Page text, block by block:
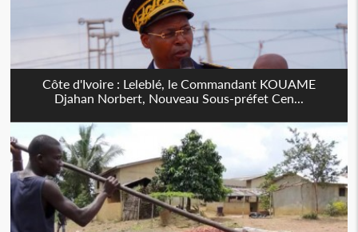
Côte d'Ivoire : Leleblé, le Commandant KOUAME
Djahan Norbert, Nouveau Sous-préfet Cen...